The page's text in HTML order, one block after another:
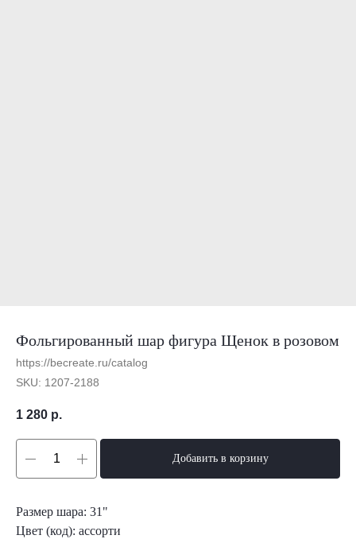
Фольгированный шар фигура Щенок в розовом
https://becreate.ru/catalog
SKU: 1207-2188
1 280 р.
Добавить в корзину
Размер шара: 31"
Цвет (код): ассорти